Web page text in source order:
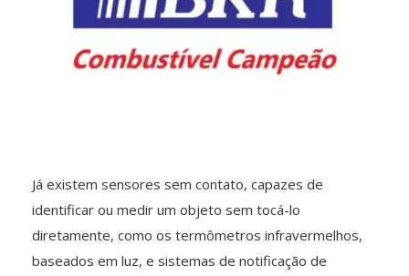
Já existem sensores sem contato, capazes de
identificar ou medir um objeto sem tocá-lo
diretamente, como os termômetros infravermelhos,
baseados em luz, e sistemas de notificação de